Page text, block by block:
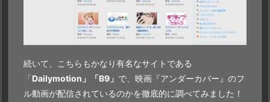
続いて、こちらもかなり有名なサイトである
「Dailymotion」「B9」 で、映画『アンダーカバー』のフ
ル動画が配信されているのかを徹底的に調べてみました！